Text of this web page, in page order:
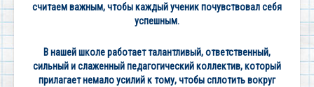
считаем важным, чтобы каждый ученик почувствовал себя
успешным.
В нашей школе работает талантливый, ответственный,
сильный и слаженный педагогический коллектив, который
прилагает немало усилий к тому, чтобы сплотить вокруг